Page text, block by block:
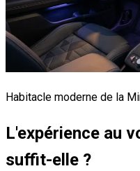
Habitacle moderne de la
L'expérience au
suffit-elle ?